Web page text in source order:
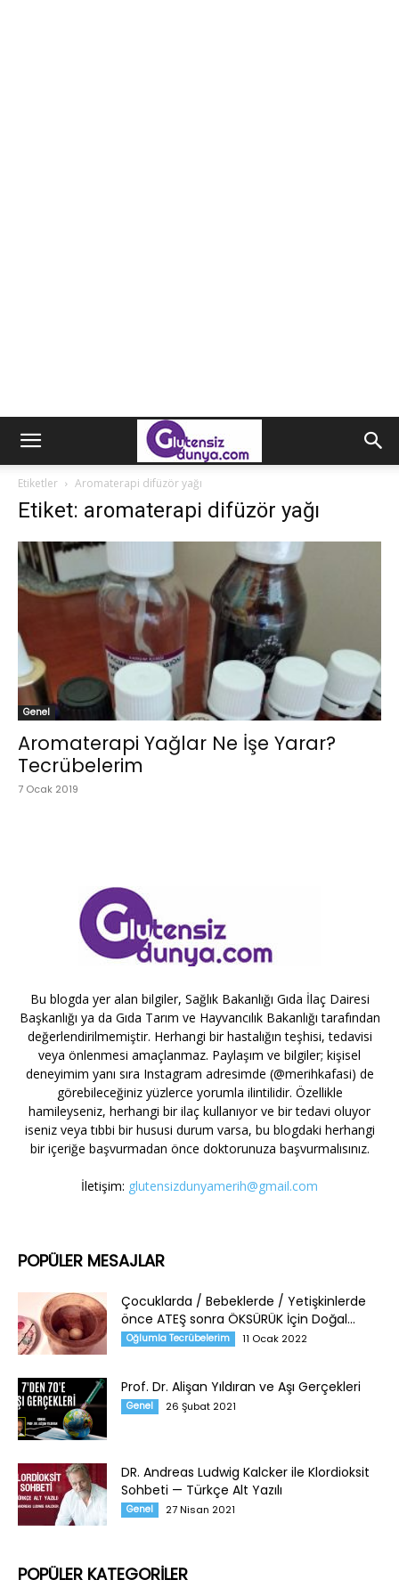
Etiketler Aromaterapi difüzör yağı
Etiket: aromaterapi difüzör yağı
Genel
Aromaterapi Yağlar Ne İşe Yarar?
Tecrübelerim
7 Ocak 2019
Bu blogda yer alan bilgiler, Sağlık Bakanlığı Gıda İlaç Dairesi
Başkanlığı ya da Gıda Tarım ve Hayvancılık Bakanlığı tarafından
değerlendirilmemiştir. Herhangi bir hastalığın teşhisi, tedavisi
veya önlenmesi amaçlanmaz. Paylaşım ve bilgiler; kişisel
deneyimim yanı sıra Instagram adresimde (@merihkafasi) de
görebileceğiniz yüzlerce yorumla ilintilidir. Özellikle
hamileyseniz, herhangi bir ilaç kullanıyor ve bir tedavi oluyor
iseniz veya tıbbi bir hususi durum varsa, bu blogdaki herhangi
bir içeriğe başvurmadan önce doktorunuza başvurmalısınız.
İletişim: glutensizdunyamerih@gmail.com
POPÜLER MESAJLAR
Çocuklarda / Bebeklerde / Yetişkinlerde
önce ATEŞ sonra ÖKSÜRÜK İçin Doğal...
Oğlumla Tecrübelerim 11 Ocak 2022
Prof. Dr. Alişan Yıldıran ve Aşı Gerçekleri
Genel 26 Şubat 2021
DR. Andreas Ludwig Kalcker ile Klordioksit
Sohbeti — Türkçe Alt Yazılı
Genel 27 Nisan 2021
POPÜLER KATEGORİLER